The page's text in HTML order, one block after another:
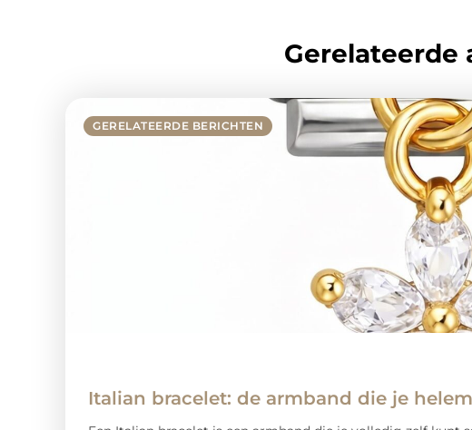
Gerelateerde
GERELATEERDE BERICHTEN
Italian bracelet: de armband die je